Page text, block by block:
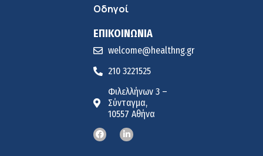
Οδηγοί
ΕΠΙΚΟΙΝΩΝΙΑ
welcome@healthng.gr
210 3221525
Φιλελλήνων 3 –
Σύνταγμα,
10557 Αθήνα